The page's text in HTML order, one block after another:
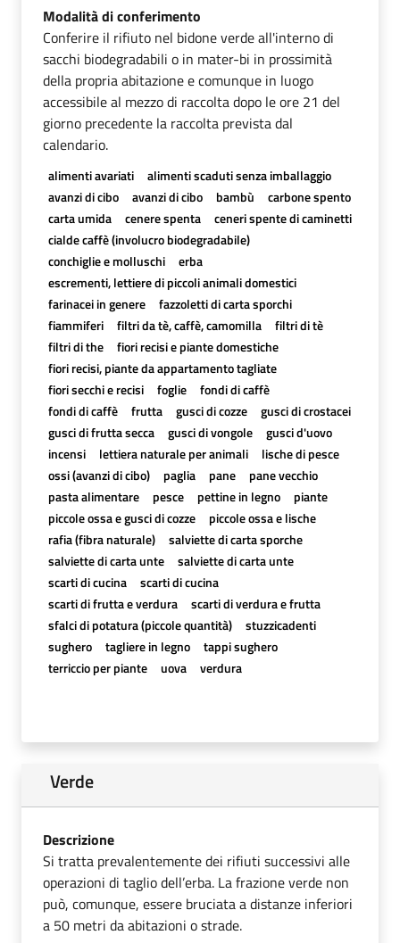
Modalità di conferimento
Conferire il rifiuto nel bidone verde all'interno di
sacchi biodegradabili o in mater-bi in prossimità
della propria abitazione e comunque in luogo
accessibile al mezzo di raccolta dopo le ore 21 del
giorno precedente la raccolta prevista dal
calendario.
alimenti avariati
alimenti scaduti senza imballaggio
avanzi di cibo
avanzi di cibo bambù
carbone spento
carta umida
cenere spenta
ceneri spente di caminetti
cialde caffè (involucro biodegradabile)
conchiglie e molluschi
erba
escrementi, lettiere di piccoli animali domestici
farinacei in genere
fazzoletti di carta sporchi
fiammiferi
filtri da tè, caffè, camomilla
filtri di tè
filtri di the
fiori recisi e piante domestiche
fiori recisi, piante da appartamento tagliate
fiori secchi e recisi
foglie
fondi di caffè
fondi di caffè
frutta gusci di cozze
gusci di crostacei
gusci di frutta secca
gusci di vongole
gusci d'uovo
incensi
lettiera naturale per animali
lische di pesce
ossi (avanzi di cibo)
paglia pane
pane vecchio
pasta alimentare
pesce pettine in legno
piante
piccole ossa e gusci di cozze
piccole ossa e lische
rafia (fibra naturale)
salviette di carta sporche
salviette di carta unte
salviette di carta unte
scarti di cucina
scarti di cucina
scarti di frutta e verdura
scarti di verdura e frutta
sfalci di potatura (piccole quantità)
stuzzicadenti
sughero
tagliere in legno
tappi sughero
terriccio per piante
uova verdura
Verde
Descrizione
Si tratta prevalentemente dei rifiuti successivi alle
operazioni di taglio dell’erba. La frazione verde non
può, comunque, essere bruciata a distanze inferiori
a 50 metri da abitazioni o strade.